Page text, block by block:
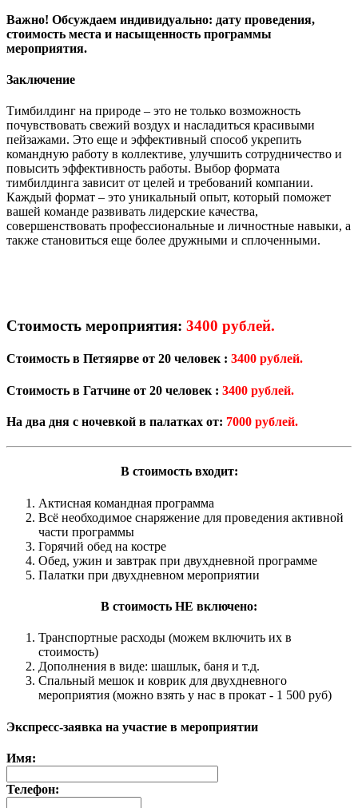
Важно! Обсуждаем индивидуально: дату проведения,
стоимость места и насыщенность программы
мероприятия.
Заключение
Тимбилдинг на природе – это не только возможность
почувствовать свежий воздух и насладиться красивыми
пейзажами. Это еще и эффективный способ укрепить
командную работу в коллективе, улучшить сотрудничество и
повысить эффективность работы. Выбор формата
тимбилдинга зависит от целей и требований компании.
Каждый формат – это уникальный опыт, который поможет
вашей команде развивать лидерские качества,
совершенствовать профессиональные и личностные навыки, а
также становиться еще более дружными и сплоченными.
Стоимость мероприятия: 3400 рублей.
Стоимость в Петяярве от 20 человек : 3400 рублей.
Стоимость в Гатчине от 20 человек : 3400 рублей.
На два дня с ночевкой в палатках от: 7000 рублей.
В стоимость входит:
Актисная командная программа
Всё необходимое снаряжение для проведения активной
части программы
Горячий обед на костре
Обед, ужин и завтрак при двухдневной программе
Палатки при двухдневном мероприятии
В стоимость НЕ включено:
Транспортные расходы (можем включить их в
стоимость)
Дополнения в виде: шашлык, баня и т.д.
Спальный мешок и коврик для двухдневного
мероприятия (можно взять у нас в прокат - 1 500 руб)
Экспресс-заявка на участие в мероприятии
Имя:
Телефон: